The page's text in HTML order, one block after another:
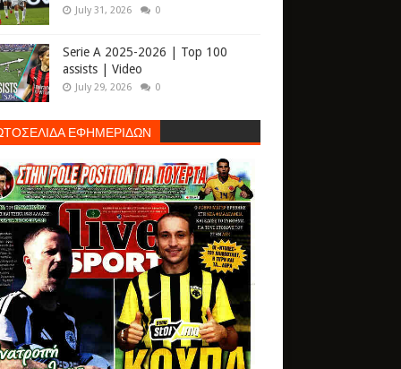
July 31, 2026 0
Serie A 2025-2026 | Top 100
assists | Video
July 29, 2026 0
ΕΦΗΜΕΡΙΔΩΝ